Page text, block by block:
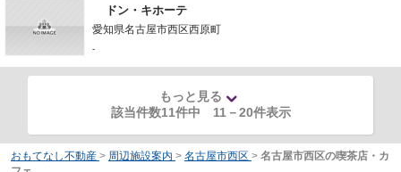
ドン・キホーテ
愛知県名古屋市西区西原町
-
もっと見る
該当件数11件中 11 －20件表示
おもてなし不動産 > 周辺施設案内 > 名古屋市西区 > 名古屋市西区の喫茶店・カ